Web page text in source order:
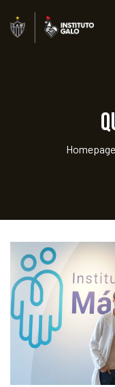
Homepage